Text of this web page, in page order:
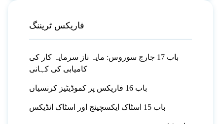
فاریکس ٹریننگ
باب 17 جارج سوروس: مایہ ناز سرمایہ کار کی
کامیابی کی کہانی
باب 16 فاریکس پر کموڈیٹیز کرنسیاں
باب 15 اسٹاک ایکسچینج اور اسٹاک انڈیکس